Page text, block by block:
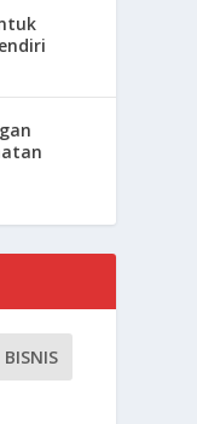
BISNIS